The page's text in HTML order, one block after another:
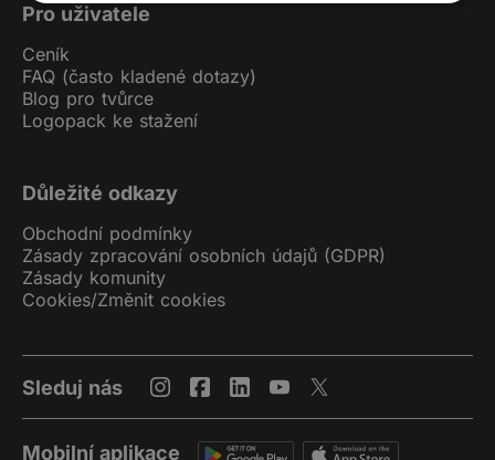
Pro uživatele
Ceník
FAQ (často kladené dotazy)
Blog pro tvůrce
Logopack ke stažení
Důležité odkazy
Obchodní podmínky
Zásady zpracování osobních údajů (GDPR)
Zásady komunity
Cookies/Změnit cookies
Sleduj nás
Mobilní aplikace